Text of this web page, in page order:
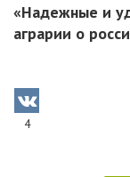
«Надежные и
аграрии о
4